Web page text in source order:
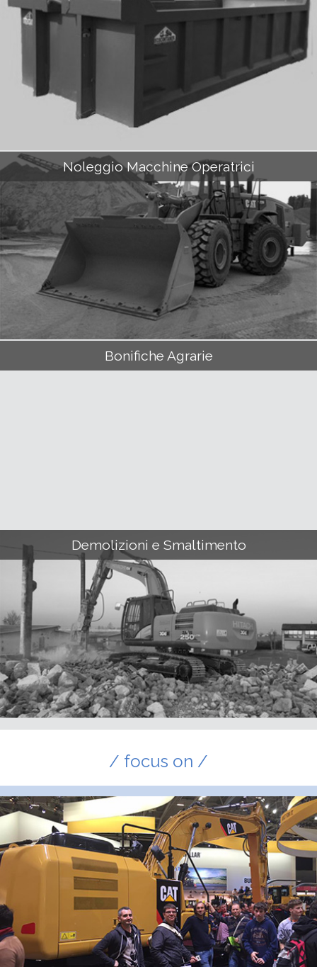
Noleggio Macchine Operatrici
Bonifiche Agrarie
Demolizioni e Smaltimento
/ focus on /